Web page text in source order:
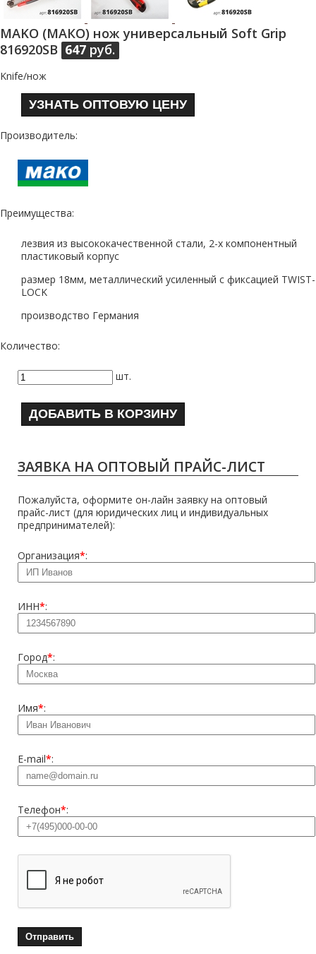
MAKO (МАКО) нож универсальный Soft Grip
816920SB 647 руб.
Knife/нож
УЗНАТЬ ОПТОВУЮ ЦЕНУ
Производитель:
Преимущества:
лезвия из высококачественной стали, 2-х компонентный
пластиковый корпус
размер 18мм, металлический усиленный с фиксацией TWIST-
LOCK
производство Германия
Количество:
шт.
ДОБАВИТЬ В КОРЗИНУ
ЗАЯВКА НА ОПТОВЫЙ ПРАЙС-ЛИСТ
Пожалуйста, оформите он-лайн заявку на оптовый
прайс-лист (для юридических лиц и индивидуальных
предпринимателей):
Организация*:
ИНН*:
Город*:
Имя*:
E-mail*:
Телефон*: